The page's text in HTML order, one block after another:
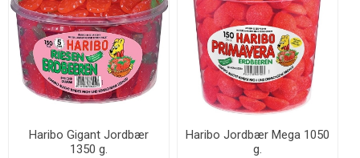
Haribo Gigant Jordbær
1350 g.
Haribo Jordbær Mega 1050
g.